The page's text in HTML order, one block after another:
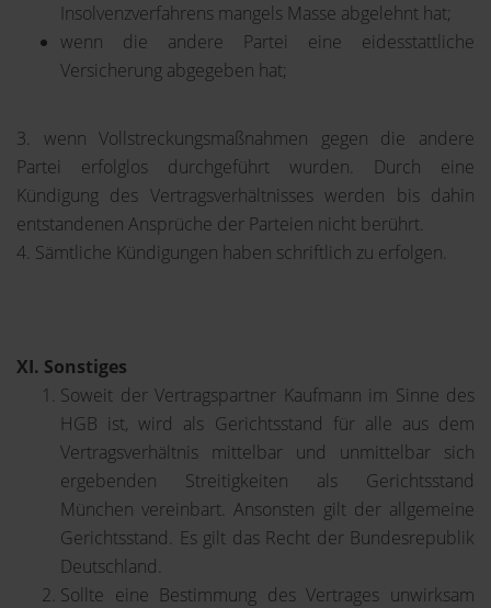
Insolvenzverfahrens mangels Masse abgelehnt hat;
wenn die andere Partei eine eidesstattliche
Versicherung abgegeben hat;
3. wenn Vollstreckungsmaßnahmen gegen die andere
Partei erfolglos durchgeführt wurden. Durch eine
Kündigung des Vertragsverhältnisses werden bis dahin
entstandenen Ansprüche der Parteien nicht berührt.
4. Sämtliche Kündigungen haben schriftlich zu erfolgen.
XI. Sonstiges
Soweit der Vertragspartner Kaufmann im Sinne des
HGB ist, wird als Gerichtsstand für alle aus dem
Vertragsverhältnis mittelbar und unmittelbar sich
ergebenden Streitigkeiten als Gerichtsstand
München vereinbart. Ansonsten gilt der allgemeine
Gerichtsstand. Es gilt das Recht der Bundesrepublik
Deutschland.
Sollte eine Bestimmung des Vertrages unwirksam